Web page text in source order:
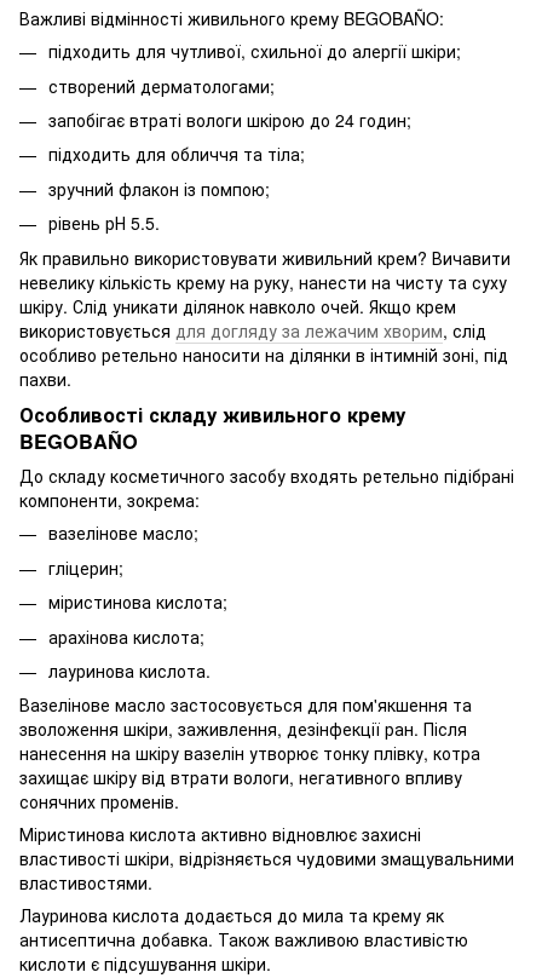
Важливі відмінності живильного крему BEGOBAÑO:
підходить для чутливої, схильної до алергії шкіри;
створений дерматологами;
запобігає втраті вологи шкірою до 24 годин;
підходить для обличчя та тіла;
зручний флакон із помпою;
рівень рН 5.5.
Як правильно використовувати живильний крем? Вичавити
невелику кількість крему на руку, нанести на чисту та суху
шкіру. Слід уникати ділянок навколо очей. Якщо крем
використовується для догляду за лежачим хворим, слід
особливо ретельно наносити на ділянки в інтимній зоні, під
пахви.
Особливості складу живильного крему
BEGOBAÑO
До складу косметичного засобу входять ретельно підібрані
компоненти, зокрема:
вазелінове масло;
гліцерин;
міристинова кислота;
арахінова кислота;
лауринова кислота.
Вазелінове масло застосовується для пом'якшення та
зволоження шкіри, заживлення, дезінфекції ран. Після
нанесення на шкіру вазелін утворює тонку плівку, котра
захищає шкіру від втрати вологи, негативного впливу
сонячних променів.
Міристинова кислота активно відновлює захисні
властивості шкіри, відрізняється чудовими змащувальними
властивостями.
Лауринова кислота додається до мила та крему як
антисептична добавка. Також важливою властивістю
кислоти є підсушування шкіри.